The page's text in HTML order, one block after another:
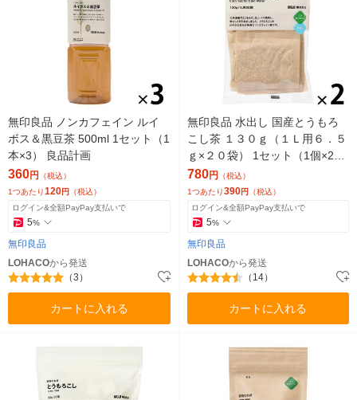
無印良品 ノンカフェイン ルイ
ボス＆黒豆茶 500ml 1セット（1
本×3） 良品計画
360円
（税込）
1つあたり120円 （税込）
ログイン&全額PayPay支払いで
5%
無印良品
LOHACOから発送
（3）
カートに入れる
無印良品 水出し 国産とうもろ
こし茶 １３０ｇ（１Ｌ用６．５
ｇ×２０袋） 1セット（1個×2）
良品計画
780円
（税込）
1つあたり390円 （税込）
ログイン&全額PayPay支払いで
5%
無印良品
LOHACOから発送
（14）
カートに入れる